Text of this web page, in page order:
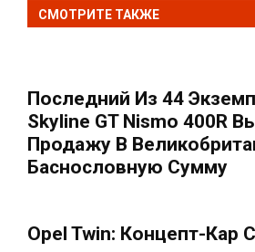
СМОТРИТЕ ТАКЖЕ
Последний Из 44
Skyline GT Nismo 400R
Продажу В
Баснословную Сумму
Opel Twin: Концепт-Кар